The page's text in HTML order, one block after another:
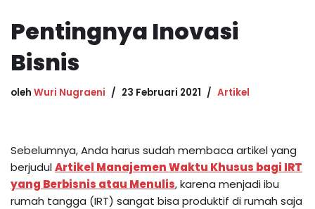
Pentingnya Inovasi
Bisnis
oleh Wuri Nugraeni 23 Februari 2021 Artikel
Sebelumnya, Anda harus sudah membaca artikel yang
berjudulArtikel Manajemen Waktu Khusus bagi IRT
yang Berbisnis atau Menulis, karena menjadi ibu
rumah tangga (IRT) sangat bisa produktif di rumah saja